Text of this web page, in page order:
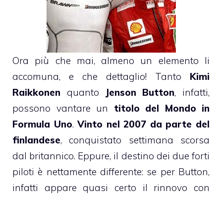
Ora più che mai, almeno un elemento li
accomuna, e che dettaglio! Tanto Kimi
Raikkonen quanto Jenson Button, infatti,
possono vantare un titolo del Mondo in
Formula Uno.Vinto nel 2007 da parte del
finlandese, conquistato settimana scorsa
dal britannico. Eppure, il destino dei due forti
piloti è nettamente differente: se per Button,
infatti appare quasi certo il rinnovo con